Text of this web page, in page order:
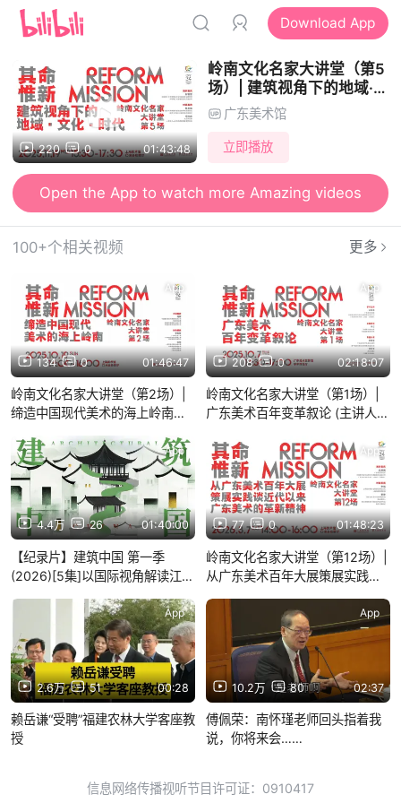
Download App
220 0 01:43:48
岭南文化名家大讲堂（第5
场）| 建筑视角下的地域·文
化·时代（主讲人：何镜
堂）
广东美术馆
立即播放
Open the App to watch more Amazing videos
100+个相关视频 更多
134 0 01:46:47
App
岭南文化名家大讲堂（第2场）|
缔造中国现代美术的海上岭南
208 0 02:18:07
App
岭南文化名家大讲堂（第1场）|
广东美术百年变革叙论 (主讲人：
4.4万 26 01:40:00
App
【纪录片】建筑中国 第一季
(2026)[5集]以国际视角解读江南
Architectural China
77 0 01:48:23
App
岭南文化名家大讲堂（第12场）|
从广东美术百年大展策展实践谈
（主讲人：王绍强）
2.6万 51 00:28
App
赖岳谦“受聘”福建农林大学客座教
授
10.2万 80 02:37
App
傅佩荣：南怀瑾老师回头指着我
说，你将来会……
信息网络传播视听节目许可证：0910417